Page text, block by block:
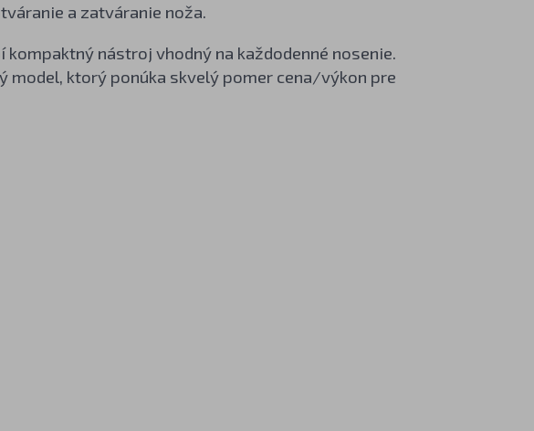
a zatváranie noža.
nástroj vhodný na každodenné nosenie.
model, ktorý ponúka skvelý pomer cena/výkon pre